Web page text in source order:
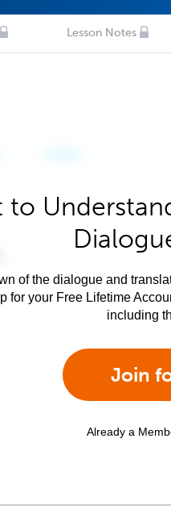
Lesson Notes
to
of the dialogue and
for your Free Lifetime
including
Join
Already a